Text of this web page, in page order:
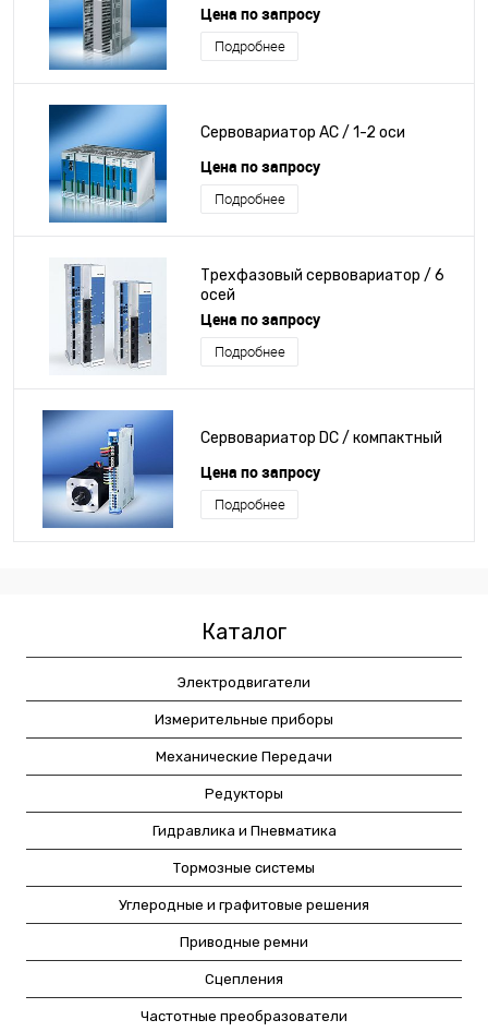
Цена по запросу
Подробнее
Сервовариатор AC / 1-2 оси
Цена по запросу
Подробнее
Трехфазовый сервовариатор / 6
осей
Цена по запросу
Подробнее
Сервовариатор DC / компактный
Цена по запросу
Подробнее
Каталог
Электродвигатели
Измерительные приборы
Механические Передачи
Редукторы
Гидравлика и Пневматика
Тормозные системы
Углеродные и графитовые решения
Приводные ремни
Сцепления
Частотные преобразователи